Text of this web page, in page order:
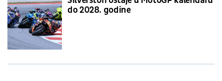
do 2028. godine